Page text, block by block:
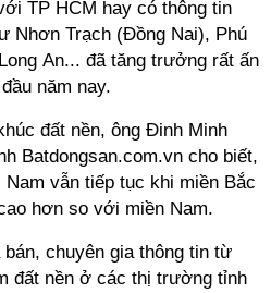
TP HCM hay có thông tin
Nhơn Trạch (Đồng Nai), Phú
An... đã tăng trưởng rất ấn
năm nay.
đất nền, ông Đinh Minh
Batdongsan.com.vn cho biết,
vẫn tiếp tục khi miền Bắc
hơn so với miền Nam.
chuyên gia thông tin từ
đất nền ở các thị trường tỉnh